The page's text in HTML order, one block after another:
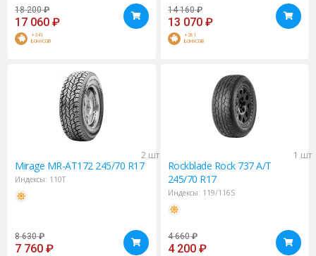
18 200 ₽
17 060 ₽
+341
БОНУСОВ
14 160 ₽
13 070 ₽
+261
БОНУСОВ
2 шт
Mirage MR-AT172 245/70 R17
Индексы: 110T
8 630 ₽
7 760 ₽
1 шт
Rockblade Rock 737 A/T
245/70 R17
Индексы: 119/116S
4 660 ₽
4 200 ₽